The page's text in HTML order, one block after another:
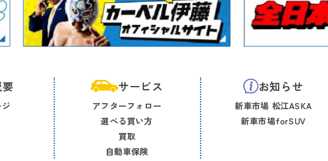
サービス
アフターフォロー
選べる買い方
買取
自動車保険
お知らせ
新車市場 松江ASKA
新車市場forSUV